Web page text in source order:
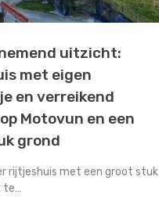
uitzicht:
met eigen
en verreikend
Motovun en een
grond
rijtjeshuis met een groot stuk
te…